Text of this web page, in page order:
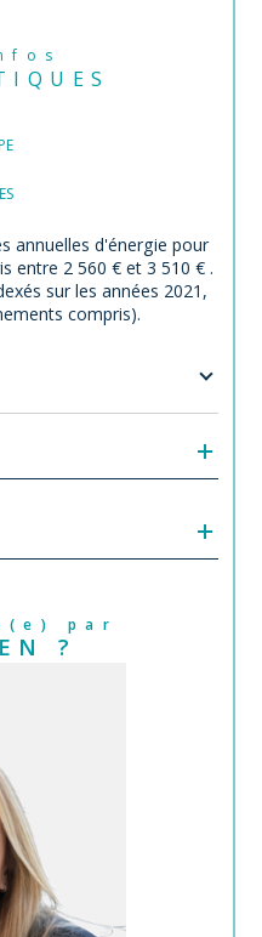
annuelles d'énergie pour
entre 2 560 € et 3 510 € .
sur les années 2021,
compris).
par
?